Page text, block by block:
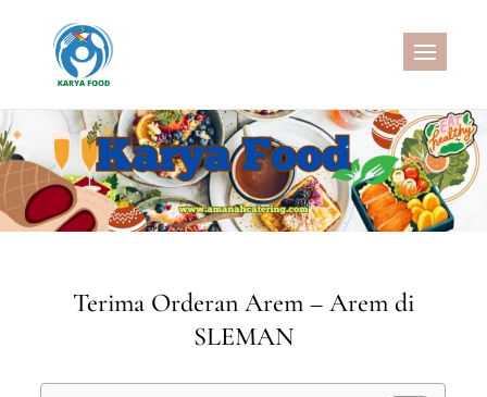
MELAYANI CATERING DENGAN
PERNIKAHAN, JASA AQIQAH
MURAH, NASI KOTAK SEHAT, NASI
KOTAK WISATA, SNACK BOX
MURAH, SNACK TAJIL
Terima Orderan Arem – Arem di
SLEMAN